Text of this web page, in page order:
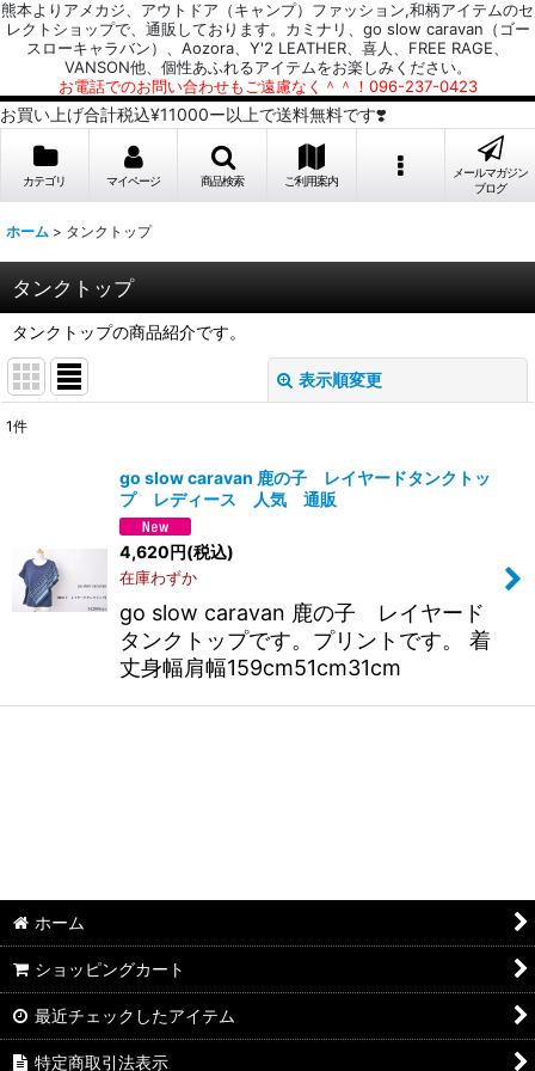
熊本よりアメカジ、アウトドア（キャンプ）ファッション,和柄アイテムのセ
レクトショップで、通販しております。カミナリ、go slow caravan（ゴー
スローキャラバン）、Aozora、Y'2 LEATHER、喜人、FREE RAGE、
VANSON他、個性あふれるアイテムをお楽しみください。
お電話でのお問い合わせもご遠慮なく＾＾！096-237-0423
お買い上げ合計税込¥11000ー以上で送料無料です❣️
カテゴリ マイページ 商品検索 ご利用案内
メールマガジン
ブログ
ホーム > タンクトップ
タンクトップ
タンクトップの商品紹介です。
表示順変更
1件
go slow caravan 鹿の子 レイヤードタンクトッ
プ レディース 人気 通販
4,620円(税込)
在庫わずか
go slow caravan 鹿の子 レイヤード
タンクトップです。プリントです。 着
丈身幅肩幅159cm51cm31cm
ホーム
ショッピングカート
最近チェックしたアイテム
特定商取引法表示